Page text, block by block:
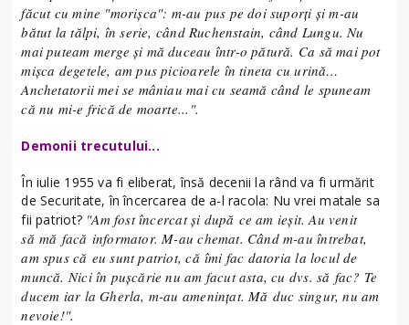
făcut cu mine "morișca": m-au pus pe doi suporți și m-au
bătut la tălpi, în serie, când Ruchenstain, când Lungu. Nu
mai puteam merge și mă duceau într-o pătură. Ca să mai pot
mișca degetele, am pus picioarele în tineta cu urină…
Anchetatorii mei se mâniau mai cu seamă când le spuneam
că nu mi-e frică de moarte...".
Demonii trecutului...
În iulie 1955 va fi eliberat, însă decenii la rând va fi urmărit
de Securitate, în încercarea de a-l racola: Nu vrei matale sa
fii patriot? "Am fost încercat și după ce am ieșit. Au venit
să mă facă informator. M-au chemat. Când m-au întrebat,
am spus că eu sunt patriot, că îmi fac datoria la locul de
muncă. Nici în pușcărie nu am facut asta, cu dvs. să fac? Te
ducem iar la Gherla, m-au amenințat. Mă duc singur, nu am
nevoie!".